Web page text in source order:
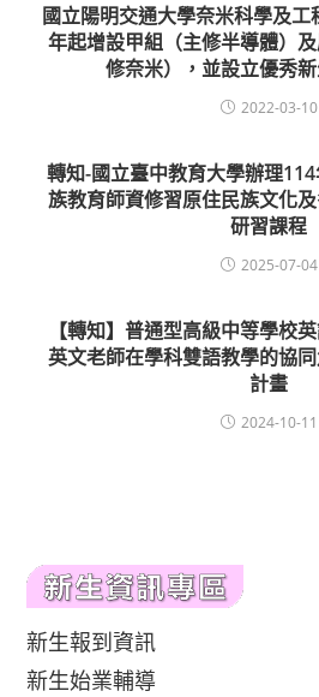
國立陽明交通大學奈米科學及
年起增設甲組（主修半導體）
修奈米），並設立優秀
2022-03-10
轉知-國立臺中教育大學辦理
族教育師資修習原住民族文化
研習課程
2025-07-04
【轉知】普通型高級中等學校
英文老師在學科雙語教學的協
計畫
2024-10-11
新生報到資訊
新生始業輔導